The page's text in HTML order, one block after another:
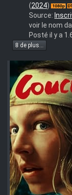
(2024)
Source:
voir le nom
Posté il y a
8 de plus...